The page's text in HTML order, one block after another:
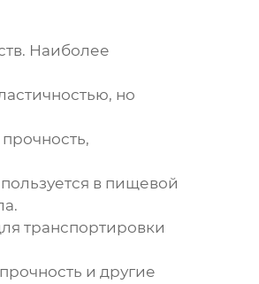
Наиболее
но
в пищевой
транспортировки
и другие